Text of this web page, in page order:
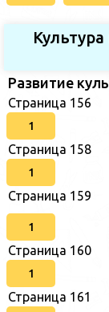
Развитие
Страница 156
1
Страница 158
1
Страница 159
1
Страница 160
1
Страница 161